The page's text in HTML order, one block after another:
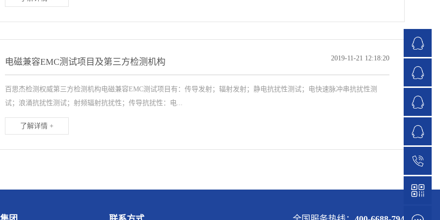
电磁兼容EMC测试项目及第三方检测机构 2019-11-21 12:18:20
百思杰检测权威第三方检测机构电磁兼容EMC测试项目有：传导发射；辐射发射；静电抗扰性测试；电快速脉冲串抗扰性测
试；浪涌抗扰性测试；射频辐射抗扰性；传导抗扰性：电...
了解详情 +